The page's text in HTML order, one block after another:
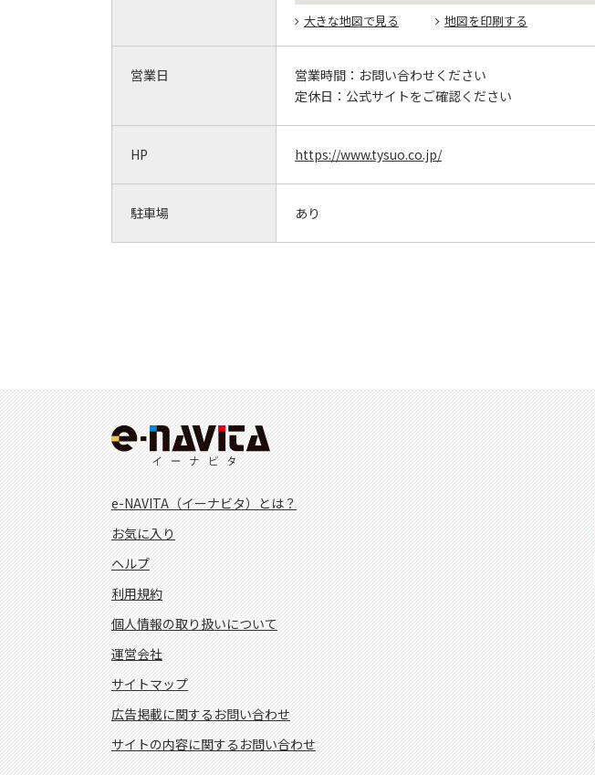
大きな地図で見る 地図を印刷する
営業日 営業時間： お問い合わせください
定休日： 公式サイトをご確認ください
HP https://www.tysuo.co.jp/
駐車場 あり
e-NAVITA（イーナビタ）とは？
お気に入り
ヘルプ
利用規約
個人情報の取り扱いについて
運営会社
サイトマップ
広告掲載に関するお問い合わせ
サイトの内容に関するお問い合わせ